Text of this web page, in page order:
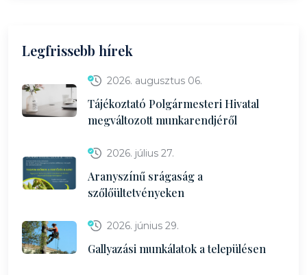
Legfrissebb hírek
2026. augusztus 06.
Tájékoztató Polgármesteri Hivatal
megváltozott munkarendjéről
2026. július 27.
Aranyszínű srágaság a
szőlőültetvényeken
2026. június 29.
Gallyazási munkálatok a településen